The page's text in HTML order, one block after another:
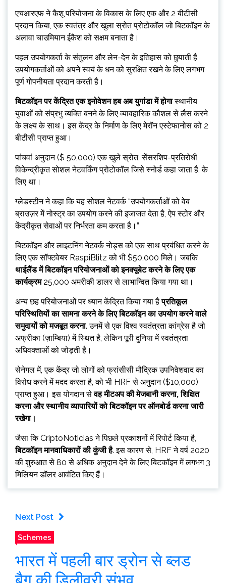
एचआरएफ ने कैशू परियोजना के विकास के लिए एक और 2 बीटीसी
प्रदान किया, एक स्वतंत्र और खुला स्रोत प्रोटोकॉल जो बिटकॉइन के
अलावा चाउमियान ईकैश को सक्षम बनाता है।
पहल उपयोगकर्ता के संतुलन और लेन-देन के इतिहास को छुपाती है,
उपयोगकर्ताओं को अपने स्वयं के धन को सुरक्षित रखने के लिए लगभग
पूर्ण गोपनीयता प्रदान करती है।
बिटकॉइन पर केंद्रित एक इनोवेशन हब अब युगांडा में होगास्थानीय
युवाओं को संप्रभु व्यक्ति बनने के लिए व्यावहारिक कौशल से लैस करने
के लक्ष्य के साथ। इस केंद्र के निर्माण के लिए मेरॉन एस्टेफानोस को 2
बीटीसी प्राप्त हुआ।
पांचवां अनुदान ($ 50,000) एक खुले स्रोत, सेंसरशिप-प्रतिरोधी,
विकेन्द्रीकृत सोशल नेटवर्किंग प्रोटोकॉल जिसे स्नोर्ड कहा जाता है, के
लिए था।
ग्लेडस्टीन ने कहा कि यह सोशल नेटवर्क “उपयोगकर्ताओं को वेब
ब्राउज़र में नोस्ट्र का उपयोग करने की इजाजत देता है, ऐप स्टोर और
केंद्रीकृत सेवाओं पर निर्भरता कम करता है।”
बिटकॉइन और लाइटनिंग नेटवर्क नोड्स को एक साथ प्रबंधित करने के
लिए एक सॉफ्टवेयर RaspiBlitz को भी $50,000 मिले। जबकि
थाईलैंड में बिटकॉइन परियोजनाओं को इनक्यूबेट करने के लिए एक
कार्यक्रम25,000 अमरीकी डालर से लाभान्वित किया गया था।
अन्य छह परियोजनाओं पर ध्यान केंद्रित किया गया हैप्रतिकूल
परिस्थितियों का सामना करने के लिए बिटकॉइन का उपयोग करने वाले
समुदायों को मजबूत करना. उनमें से एक विश्व स्वतंत्रता कांग्रेस है जो
अफ्रीका (ज़ाम्बिया) में स्थित है, लेकिन पूरी दुनिया में स्वतंत्रता
अधिवक्ताओं को जोड़ती है।
सेनेगल में, एक केंद्र जो लोगों को फ्रांसीसी मौद्रिक उपनिवेशवाद का
विरोध करने में मदद करता है, को भी HRF से अनुदान ($10,000)
प्राप्त हुआ। इस योगदान सेवह मीटअप की मेजबानी करना, शिक्षित
करना और स्थानीय व्यापारियों को बिटकॉइन पर ऑनबोर्ड करना जारी
रखेगा।
जैसा कि CriptoNoticias ने पिछले प्रकाशनों में रिपोर्ट किया है,
बिटकॉइन मानवाधिकारों की कुंजी है. इस कारण से, HRF ने वर्ष 2020
की शुरुआत से 80 से अधिक अनुदान देने के लिए बिटकॉइन में लगभग 3
मिलियन डॉलर आवंटित किए हैं।
Next Post
Schemes
भारत में पहली बार ड्रोन से ब्लड